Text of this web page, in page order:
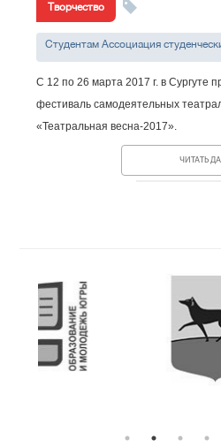
Творчество
Студентам Ассоциация
C 12 по 26 марта 2017 г. в Сургуте
фестиваль самодеятельных
«Театральная весна-2017».
ЧИТАТЬ